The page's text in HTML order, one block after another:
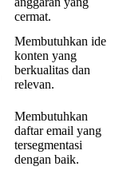
cermat.
Membutuhkan ide
konten yang
berkualitas dan
relevan.
Membutuhkan
daftar email yang
tersegmentasi
dengan baik.